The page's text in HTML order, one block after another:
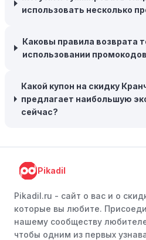
доставку, что позволяет
заказе на сумму,
поэтому рассмотрите
Следите за социальными
Дрим в социальных сетях,
Instagram. Ритейлеры часто
Программы лояльности:
программам лояльности,
преимуществами, как скидки
ранний доступ к
акциям.
использовать несколько
Каковы правила возврата
использовании
Какой купон на скидку
предлагает наибольшую
сейчас?
Pikadil
Pikadil.ru - cайт о вас и о
которые вы любите.
нашему сообществу
чтобы одним из первых